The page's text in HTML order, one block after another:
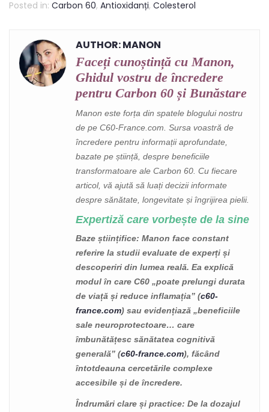
Posted in: Carbon 60, Antioxidanți, Colesterol
AUTHOR: MANON
Faceți cunoștință cu Manon,
Ghidul vostru de încredere
pentru Carbon 60 și Bunăstare
Manon este forța din spatele blogului nostru
de pe C60-France.com. Sursa voastră de
încredere pentru informații aprofundate,
bazate pe știință, despre beneficiile
transformatoare ale Carbon 60. Cu fiecare
articol, vă ajută să luați decizii informate
despre sănătate, longevitate și îngrijirea pielii.
Expertiză care vorbește de la sine
Baze științifice: Manon face constant
referire la studii evaluate de experți și
descoperiri din lumea reală. Ea explică
modul în care C60 „poate prelungi durata
de viață și reduce inflamația” (c60-
france.com) sau evidențiază „beneficiile
sale neuroprotectoare… care
îmbunătățesc sănătatea cognitivă
generală” (c60-france.com), făcând
întotdeauna cercetările complexe
accesibile și de încredere.
Îndrumări clare și practice: De la dozajul